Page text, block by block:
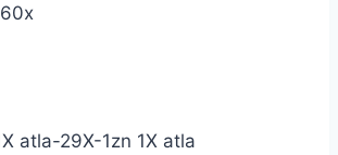
atla-29X-1zn 1X atla